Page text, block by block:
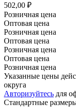
502,00 ₽
Розничная цена
Оптовая цена
Розничная цена
Оптовая цена
Розничная цена
Оптовая цена
Розничная цена
Указанные цены
округа
Авторизуйтесь для
Стандартные